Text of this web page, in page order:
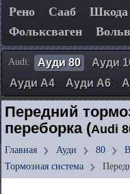
Рено
Сааб Шкода
Фольксваген
Audi: Ауди 80 Ауди
Ауди А4
Ауди А6
Передний
переборка (Audi
Главная Ауди 80
Тормозная система